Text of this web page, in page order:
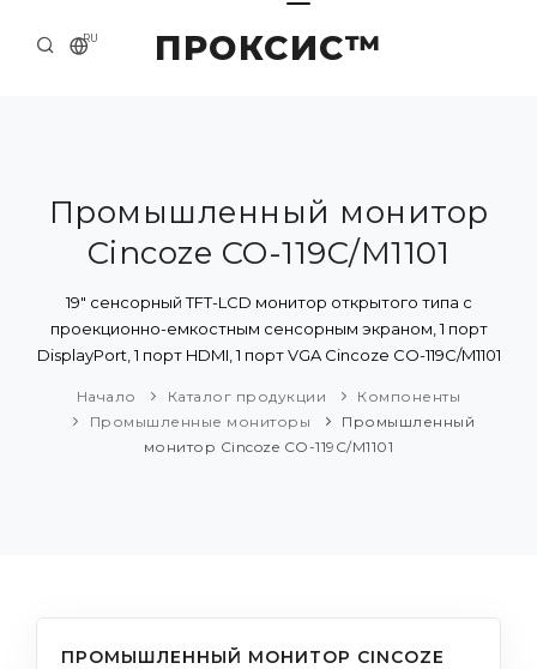
ПРОКСИС™
RU
О КОМПАНИИ
ПРИМЕРЫ И РЕШЕНИЯ
КАТАЛОГ ПРОДУКЦИИ
ПРЕСС-ЦЕНТР
Промышленный монитор
Cincoze CO-119C/M1101
19" сенсорный TFT-LCD монитор открытого типа с
проекционно-емкостным сенсорным экраном, 1 порт
DisplayPort, 1 порт HDMI, 1 порт VGA Cincoze CO-119C/M1101
Начало Каталог продукции
Компоненты
Промышленные мониторы
Промышленный
монитор Cincoze CO-119C/M1101
ПРОМЫШЛЕННЫЙ МОНИТОР CINCOZE